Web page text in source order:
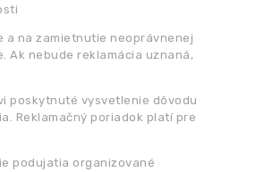
a na zamietnutie neoprávnenej
Ak nebude reklamácia uznaná,
poskytnuté vysvetlenie dôvodu
Reklamačný poriadok platí pre
podujatia organizované